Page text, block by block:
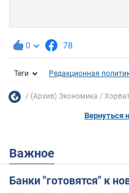
0 78
Теги Редакционная
(Архив) Экономика
Вернуться
Важное
Банки "готовятся" к